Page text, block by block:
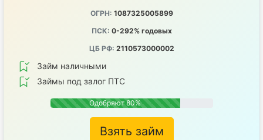
ОГРН: 1087325005899
ПСК: 0-292% годовых
ЦБ РФ: 2110573000002
Займ наличными
Займы под залог ПТС
Одобряют 80%
Взять займ